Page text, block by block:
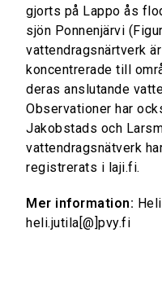
gjorts på Lappo ås
sjön Ponnenjärvi
vattendragsnärtverk
koncentrerade till
deras anslutande
Observationer har
Jakobstads och
vattendragsnätverk
registrerats i laji.fi.
Mer information:
heli.jutila[@]pvy.fi